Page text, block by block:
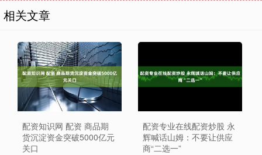
相关文章
配资知识网 配资 商品期
货沉淀资金突破5000亿元
关口
配资专业在线配资炒股 永
辉喊话山姆：不要让供应
商“二选一”